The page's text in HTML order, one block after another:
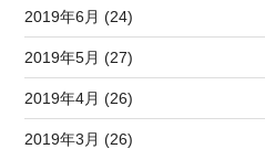
2019年6月 (24)
2019年5月 (27)
2019年4月 (26)
2019年3月 (26)